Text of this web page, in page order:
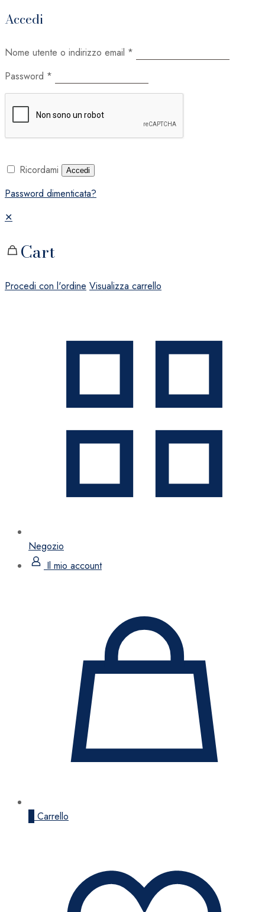
Accedi
Nome utente o indirizzo email *
Password *
Ricordami Accedi
Password dimenticata?
✕
Cart
Procedi con l'ordine Visualizza carrello
Negozio
Il mio account
Carrello